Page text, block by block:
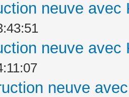
neuve avec
neuve avec
neuve